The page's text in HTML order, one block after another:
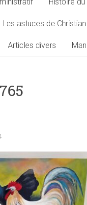
Les astuces de Christian
Articles divers